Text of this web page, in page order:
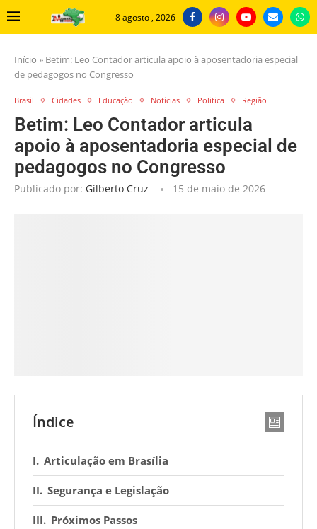
8 agosto , 2026
Início » Betim: Leo Contador articula apoio à aposentadoria especial
de pedagogos no Congresso
Brasil Cidades Educação Notícias Politica Região
Betim: Leo Contador articula
apoio à aposentadoria especial de
pedagogos no Congresso
Publicado por: Gilberto Cruz 15 de maio de 2026
Índice
Articulação em Brasília
Segurança e Legislação
Próximos Passos